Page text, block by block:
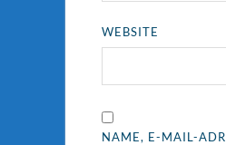
WEBSITE
NAME, E-MAIL-